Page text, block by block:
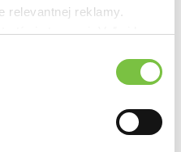
relevantnej reklamy.
stranami. Veľmi by
viac ako dva týždne
OIKOYMENH(2019)